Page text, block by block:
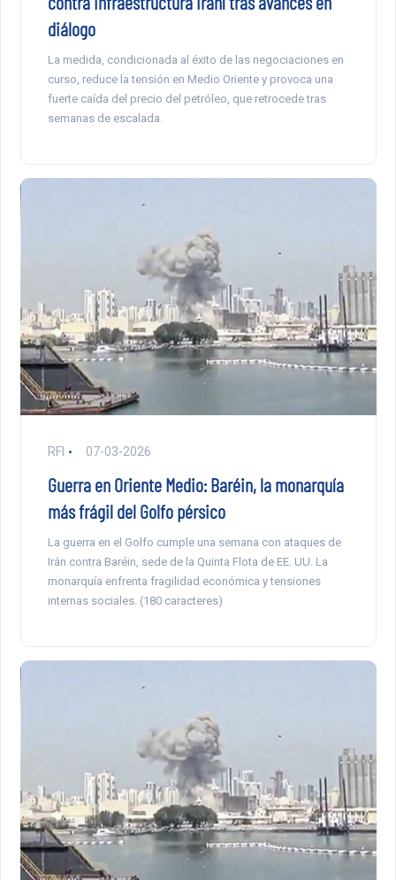
diálogo
La medida, condicionada al éxito de las negociaciones en
curso, reduce la tensión en Medio Oriente y provoca una
fuerte caída del precio del petróleo, que retrocede tras
semanas de escalada.
RFI 07-03-2026
Guerra en Oriente Medio: Baréin, la monarquía
más frágil del Golfo pérsico
La guerra en el Golfo cumple una semana con ataques de
Irán contra Baréin, sede de la Quinta Flota de EE. UU. La
monarquía enfrenta fragilidad económica y tensiones
internas sociales. (180 caracteres)